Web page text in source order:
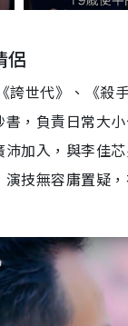
侶
誇世代》、《殺
，負責日常大
加入，與李佳
技無容庸置疑